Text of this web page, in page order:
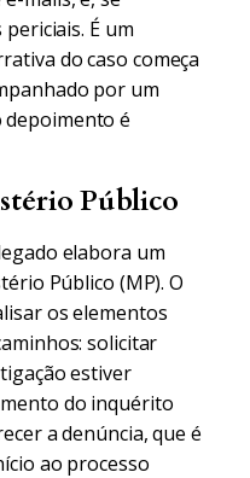
É um
do caso começa
por um
é
Público
elabora um
Público (MP). O
os elementos
solicitar
estiver
do inquérito
a denúncia, que é
ao processo